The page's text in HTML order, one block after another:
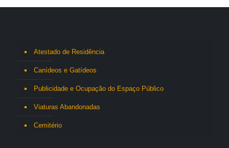
Atestado de Residência
Canídeos e Gatídeos
Publicidade e Ocupação do Espaço Público
Viaturas Abandonadas
Cemitério